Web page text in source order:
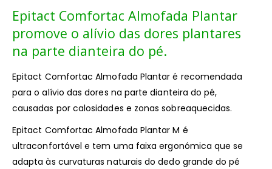
Epitact Comfortac Almofada Plantar
promove o alívio das dores plantares
na parte dianteira do pé.
Epitact Comfortac Almofada Plantar é recomendada
para o alívio das dores na parte dianteira do pé,
causadas por calosidades e zonas sobreaquecidas.
Epitact Comfortac Almofada Plantar M é
ultraconfortável e tem uma faixa ergonómica que se
adapta às curvaturas naturais do dedo grande do pé